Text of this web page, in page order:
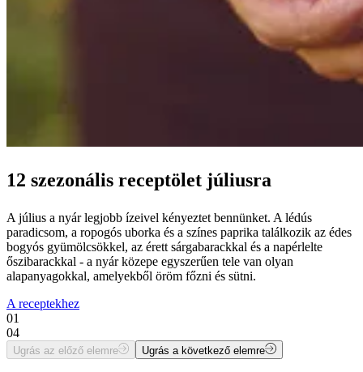
12 szezonális receptölet júliusra
A július a nyár legjobb ízeivel kényeztet bennünket. A lédús
paradicsom, a ropogós uborka és a színes paprika találkozik az édes
bogyós gyümölcsökkel, az érett sárgabarackkal és a napérlelte
őszibarackkal - a nyár közepe egyszerűen tele van olyan
alapanyagokkal, amelyekből öröm főzni és sütni.
A receptekhez
01
04
Ugrás az előző elemre Ugrás a következő elemre